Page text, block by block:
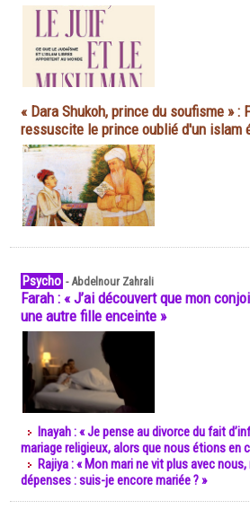
« Dara Shukoh, prince du soufisme » :
ressuscite le prince oublié d'un islam
Psycho -Abdelnour Zahrali
Farah : « J’ai découvert que mon
une autre fille enceinte »
Inayah : « Je pense au divorce du fait
mariage religieux, alors que nous étions en
Rajiya : « Mon mari ne vit plus avec
dépenses : suis-je encore mariée ? »